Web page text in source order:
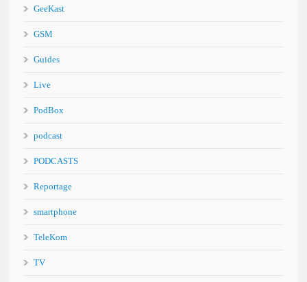
GeeKast
GSM
Guides
Live
PodBox
podcast
PODCASTS
Reportage
smartphone
TeleKom
TV